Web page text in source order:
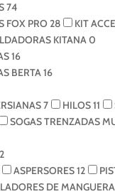
74
FOX PRO 28 KIT
KITANA0
16
BERTA16
7 HILOS11
SOGAS TRENZADAS
ASPERSORES12
DE MANGUERA